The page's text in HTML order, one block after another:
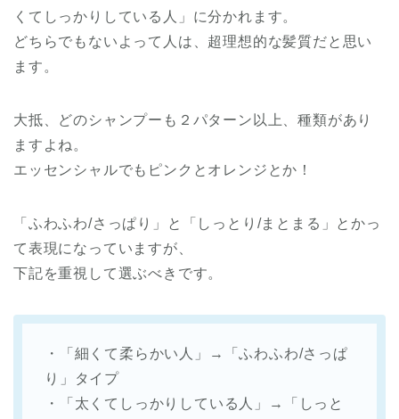
くてしっかりしている人」に分かれます。
どちらでもないよって人は、超理想的な髪質だと思い
ます。
大抵、どのシャンプーも２パターン以上、種類があり
ますよね。
エッセンシャルでもピンクとオレンジとか！
「ふわふわ/さっぱり」と「しっとり/まとまる」とかっ
て表現になっていますが、
下記を重視して選ぶべきです。
・「細くて柔らかい人」→「ふわふわ/さっぱ
り」タイプ
・「太くてしっかりしている人」→「しっと